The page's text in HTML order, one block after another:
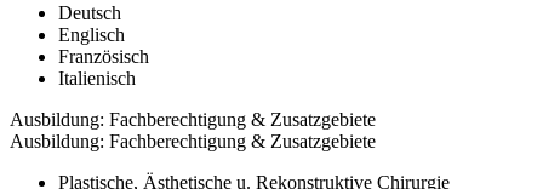
Deutsch
Englisch
Französisch
Italienisch
Ausbildung: Fachberechtigung & Zusatzgebiete
Ausbildung: Fachberechtigung & Zusatzgebiete
Plastische, Ästhetische u. Rekonstruktive Chirurgie